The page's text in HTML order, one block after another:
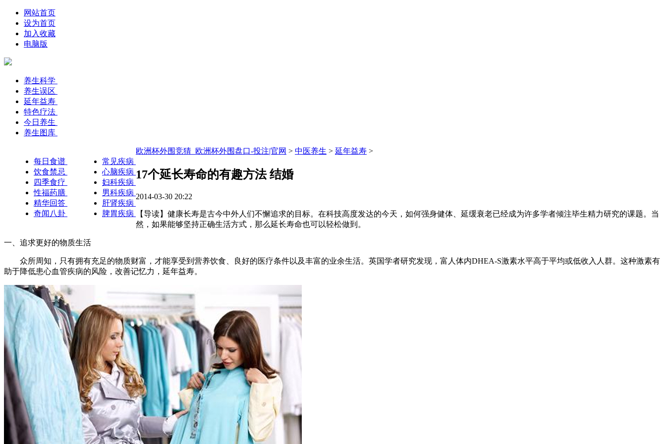
网站首页
设为首页
加入收藏
电脑版
养生科学
养生误区
延年益寿
特色疗法
今日养生
养生图库
每日食谱
饮食禁忌
四季食疗
性福药膳
精华回答
奇闻八卦
常见疾病
心脑疾病
妇科疾病
男科疾病
肝肾疾病
脾胃疾病
欧洲杯外围竞猜_欧洲杯外围盘口-投注|官网 > 中医养生 > 延年益寿 >
17个延长寿命的有趣方法 结婚
2014-03-30 20:22
【导读】健康长寿是古今中外人们不懈追求的目标。在科技高度发达的今天，如何强身健体、延缓衰老已经成为许多学者倾注毕生精力研究的课题。当
然，如果能够坚持正确生活方式，那么延长寿命也可以轻松做到。
一、追求更好的物质生活
众所周知，只有拥有充足的物质财富，才能享受到营养饮食、良好的医疗条件以及丰富的业余生活。英国学者研究发现，富人体内DHEA-S激素水平高于平均或低收入人群。这种激素有
助于降低患心血管疾病的风险，改善记忆力，延年益寿。